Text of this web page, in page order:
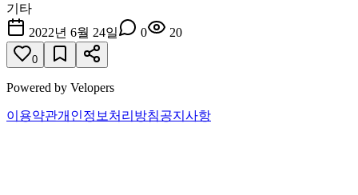
기타
2022년 6월 24일
0 20
0
Powered by Velopers
이용약관개인정보처리방침공지사항